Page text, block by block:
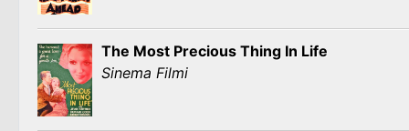
The Most Precious Thing In Life
Sinema Filmi